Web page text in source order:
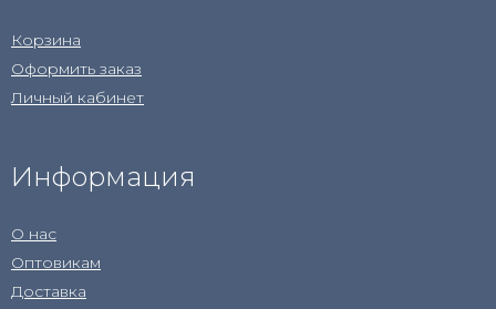
Корзина
Оформить заказ
Личный кабинет
Информация
О нас
Оптовикам
Доставка